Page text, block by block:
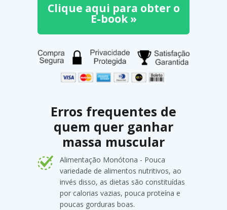
Clique aqui para obter o
E-book »
Erros frequentes de
quem quer ganhar
massa muscular
Alimentação Monótona - Pouca
variedade de alimentos nutritivos, ao
invés disso, as dietas são constituídas
por calorias vazias, pouca proteína e
poucas gorduras boas.